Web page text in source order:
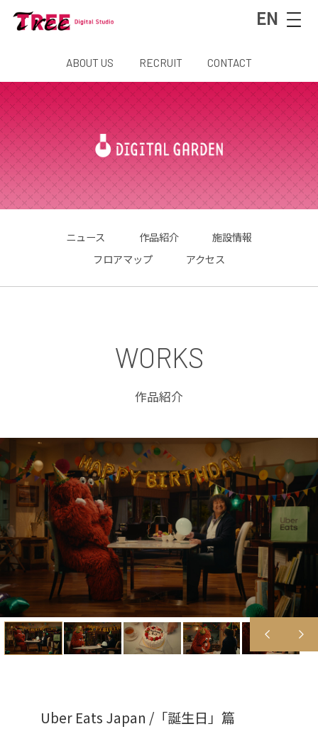
EN
ABOUT US RECRUIT CONTACT
ニュース 作品紹介
施設情報
フロアマップ
アクセス
WORKS
作品紹介
Uber Eats Japan /「誕生日」篇